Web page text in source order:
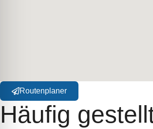
Routenplaner
SUPPORT
Häufig